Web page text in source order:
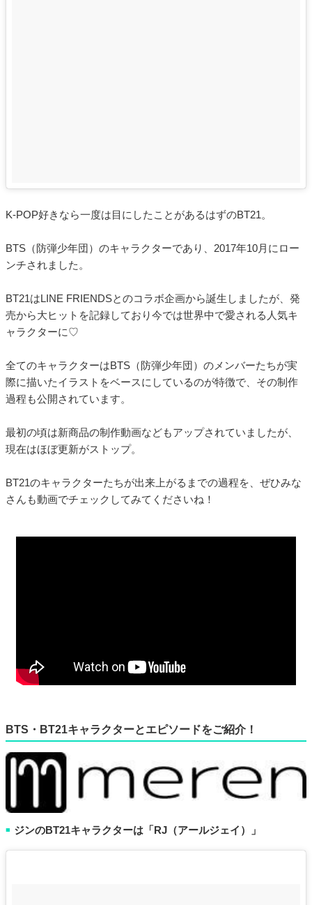
K-POP好きなら一度は目にしたことがあるはずのBT21。
BTS（防弾少年団）のキャラクターであり、2017年10月にロー
ンチされました。
BT21はLINE FRIENDSとのコラボ企画から誕生しましたが、発
売から大ヒットを記録しており今では世界中で愛される人気キ
ャラクターに♡
全てのキャラクターはBTS（防弾少年団）のメンバーたちが実
際に描いたイラストをベースにしているのが特徴で、その制作
過程も公開されています。
最初の頃は新商品の制作動画などもアップされていましたが、
現在はほぼ更新がストップ。
BT21のキャラクターたちが出来上がるまでの過程を、ぜひみな
さんも動画でチェックしてみてくださいね！
BTS・BT21キャラクターとエピソードをご紹介！
■ ジンのBT21キャラクターは「RJ（アールジェイ）」